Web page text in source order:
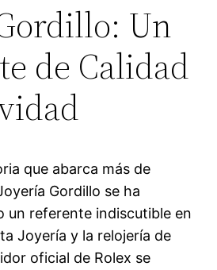
Un
de Calidad
que abarca más de
Gordillo se ha
un referente indiscutible en
Joyería y la relojería de
oficial de Rolex se